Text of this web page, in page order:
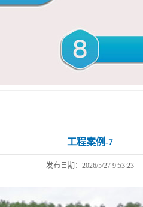
工程案例-7
发布日期：2026/5/27 9:53:23